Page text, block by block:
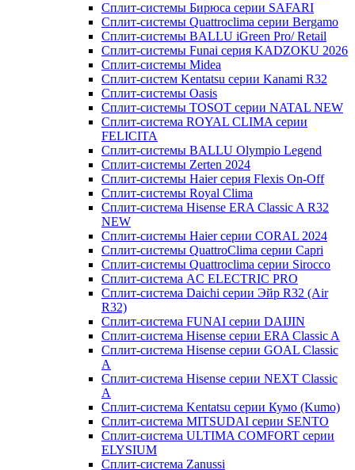
Сплит-системы Бирюса серии SAFARI
Сплит-системы Quattroclima серии Bergamo
Сплит-системы BALLU iGreen Pro/ Retail
Сплит-системы Funai серия KADZOKU 2026
Сплит-системы Midea
Сплит-систем Kentatsu серии Kanami R32
Сплит-системы Oasis
Сплит-системы TOSOT серии NATAL NEW
Сплит-система ROYAL CLIMA серии
FELICITA
Сплит-системы BALLU Olympio Legend
Сплит-системы Zerten 2024
Сплит-системы Haier серия Flexis On-Off
Сплит-системы Royal Clima
Сплит-система Hisense ERA Classic A R32
NEW
Сплит-системы Haier cерии CORAL 2024
Сплит-системы QuattroClima серии Capri
Сплит-системы Quattroclima серии Sirocco
Сплит-система AC ELECTRIC PRO
Сплит-система Daichi серии Эйр R32 (Air
R32)
Сплит-система FUNAI серии DAIJIN
Сплит-система Hisense серии ERA Classic A
Сплит-система Hisense серии GOAL Classic
A
Сплит-система Hisense серии NEXT Classic
A
Сплит-система Kentatsu серии Кумо (Kumo)
Сплит-система MITSUDAI серии SENTO
Сплит-система ULTIMA COMFORT серии
ELYSIUM
Сплит-система Zanussi